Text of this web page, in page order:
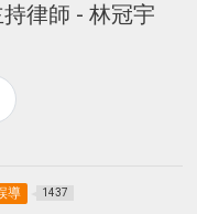
持律師 - 林冠宇
導 1437